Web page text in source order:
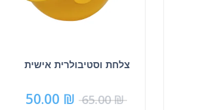
צלחת וסטיבולרית אישית
65.00₪
50.00 ₪